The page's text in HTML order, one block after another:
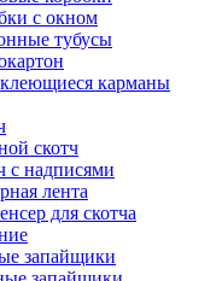
с окном
тубусы
карманы
скотч
с надписями
лента
для скотча
запайщики